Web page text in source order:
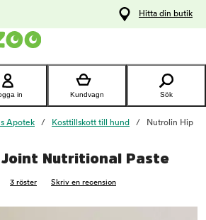
Hitta din butik
in Kundvagn Sök
Apotek Kosttillskott till hund
Nutrolin Hip
Joint Nutritional Paste
3 röster Skriv en recension